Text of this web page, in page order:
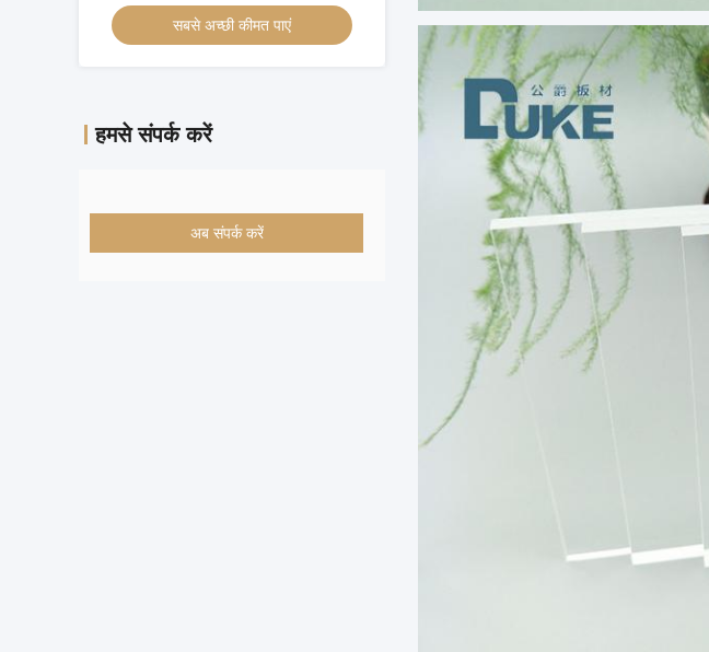
सबसे अच्छी कीमत पाएं
हमसे संपर्क करें
अब संपर्क करें